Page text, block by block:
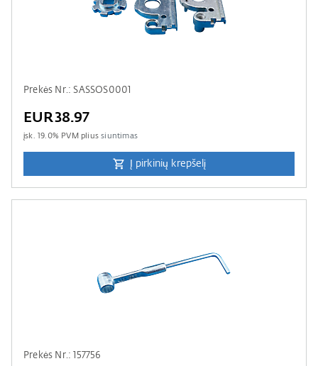
Prekės Nr.: SASSOS0001
EUR38.97
įsk. 19.0% PVM pliussiuntimas
Į pirkinių krepšelį
Prekės Nr.: 157756